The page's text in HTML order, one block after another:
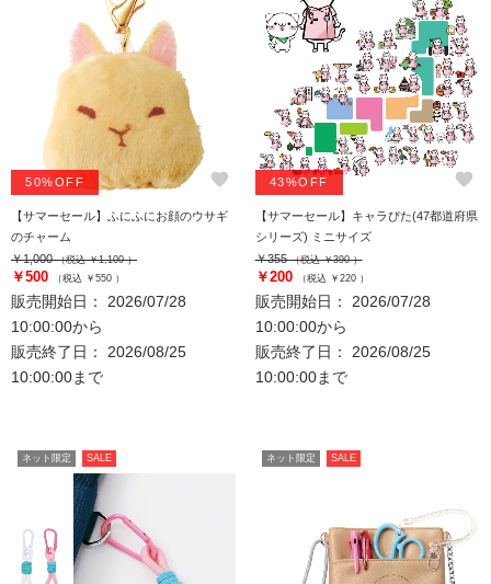
50%OFF favorite
【サマーセール】ふにふにお顔のウサギ
のチャーム
￥1,000（税込 ￥1,100 ）
￥500 （税込 ￥550 ）
販売開始日： 2026/07/28
10:00:00から
販売終了日： 2026/08/25
10:00:00まで
43%OFF favorite
【サマーセール】キャラぴた(47都道府県
シリーズ) ミニサイズ
￥355（税込 ￥390 ）
￥200 （税込 ￥220 ）
販売開始日： 2026/07/28
10:00:00から
販売終了日： 2026/08/25
10:00:00まで
ネット限定 SALE ネット限定 SALE